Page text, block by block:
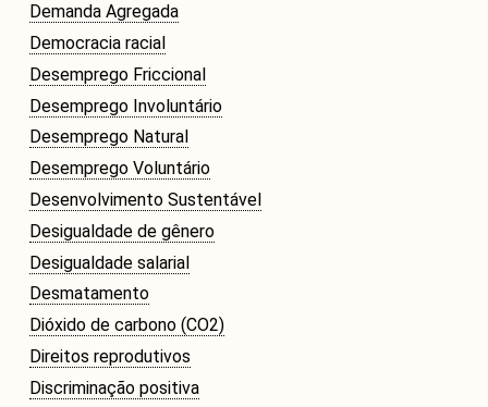
Demanda Agregada
Democracia racial
Desemprego Friccional
Desemprego Involuntário
Desemprego Natural
Desemprego Voluntário
Desenvolvimento Sustentável
Desigualdade de gênero
Desigualdade salarial
Desmatamento
Dióxido de carbono (CO2)
Direitos reprodutivos
Discriminação positiva